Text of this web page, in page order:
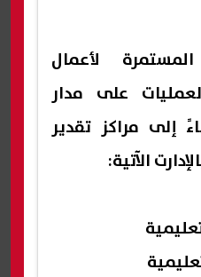
لأعمال
على مدار
إلى مراكز تقدير
الآتية: